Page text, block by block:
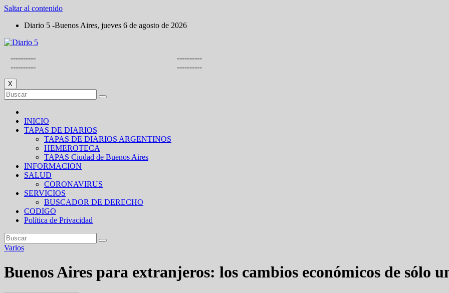
Saltar al contenido
Diario 5 -Buenos Aires, jueves 6 de agosto de 2026
----------
----------
----------
----------
X
INICIO
TAPAS DE DIARIOS
TAPAS DE DIARIOS ARGENTINOS
HEMEROTECA
TAPAS Ciudad de Buenos Aires
INFORMACION
SALUD
CORONAVIRUS
SERVICIOS
BUSCADOR DE DERECHO
CODIGO
Política de Privacidad
Varios
Buenos Aires para extranjeros: los cambios económicos de sólo